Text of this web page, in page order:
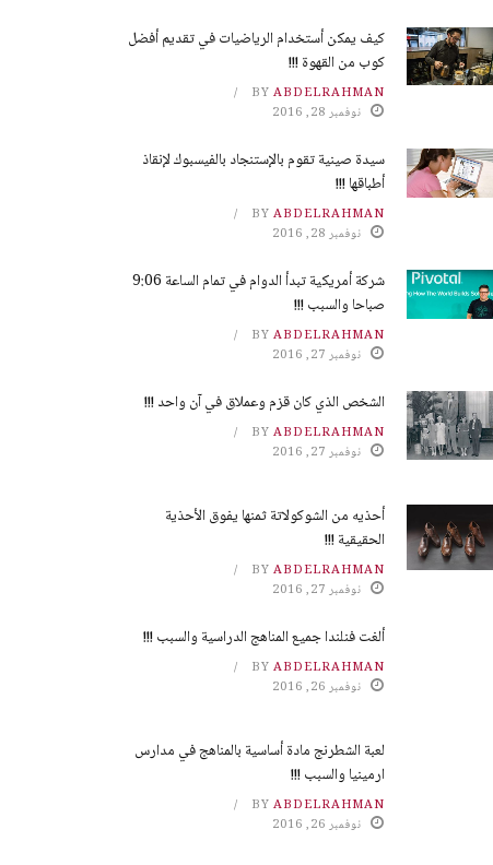
كيف يمكن أستخدام الرياضيات في تقديم أفضل
كوب من القهوة !!!
BY ABDELRAHMAN
نوفمبر 28, 2016
سيدة صينية تقوم بالإستنجاد بالفيسبوك لإنقاذ
أطباقها !!!
BY ABDELRAHMAN
نوفمبر 28, 2016
شركة أمريكية تبدأ الدوام في تمام الساعة 9:06
صباحا والسبب !!!
BY ABDELRAHMAN
نوفمبر 27, 2016
الشخص الذي كان قزم وعملاق في آن واحد !!!
BY ABDELRAHMAN
نوفمبر 27, 2016
أحذيه من الشوكولاتة ثمنها يفوق الأحذية
الحقيقية !!!
BY ABDELRAHMAN
نوفمبر 27, 2016
ألغت فنلندا جميع المناهج الدراسية والسبب !!!
BY ABDELRAHMAN
نوفمبر 26, 2016
لعبة الشطرنج مادة أساسية بالمناهج في مدارس
ارمينيا والسبب !!!
BY ABDELRAHMAN
نوفمبر 26, 2016